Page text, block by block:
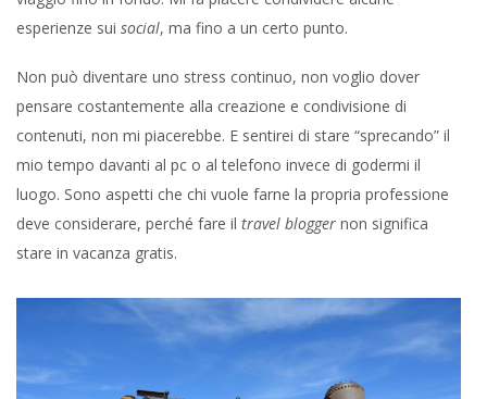
esperienze sui social, ma fino a un certo punto.
Non può diventare uno stress continuo, non voglio dover
pensare costantemente alla creazione e condivisione di
contenuti, non mi piacerebbe. E sentirei di stare “sprecando” il
mio tempo davanti al pc o al telefono invece di godermi il
luogo. Sono aspetti che chi vuole farne la propria professione
deve considerare, perché fare il travel blogger non significa
stare in vacanza gratis.